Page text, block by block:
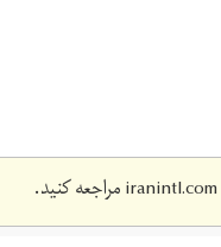
iranintl.comمراجعه کنید.